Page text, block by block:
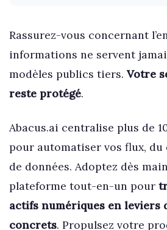
Rassurez-vous concernant
informations ne servent
modèles publics tiers. Votre
reste protégé.
Abacus.ai centralise plus de
pour automatiser vos flux, du
de données. Adoptez dès
plateforme tout-en-un pour
actifs numériques en leviers
concrets. Propulsez votre